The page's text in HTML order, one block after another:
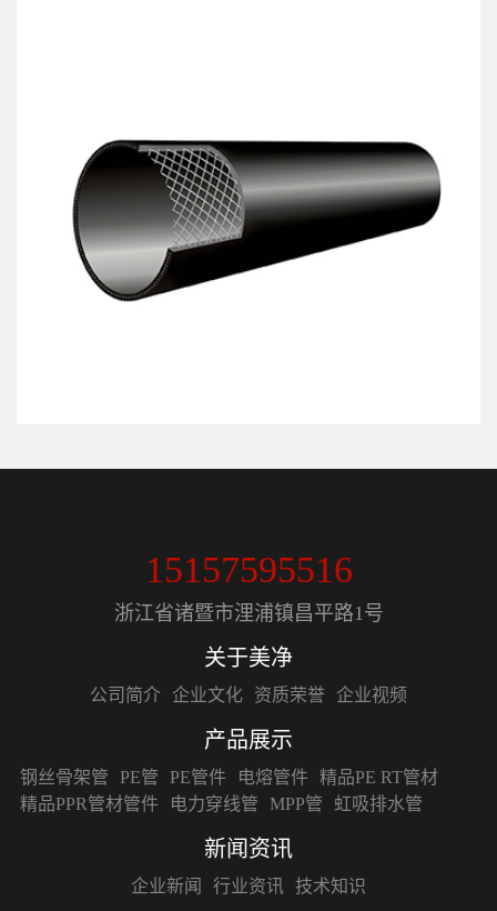
15157595516
浙江省诸暨市浬浦镇昌平路1号
关于美净
公司简介 企业文化 资质荣誉 企业视频
产品展示
钢丝骨架管 PE管 PE管件 电熔管件 精品PE RT管材
精品PPR管材管件
电力穿线管 MPP管 虹吸排水管
新闻资讯
企业新闻 行业资讯 技术知识